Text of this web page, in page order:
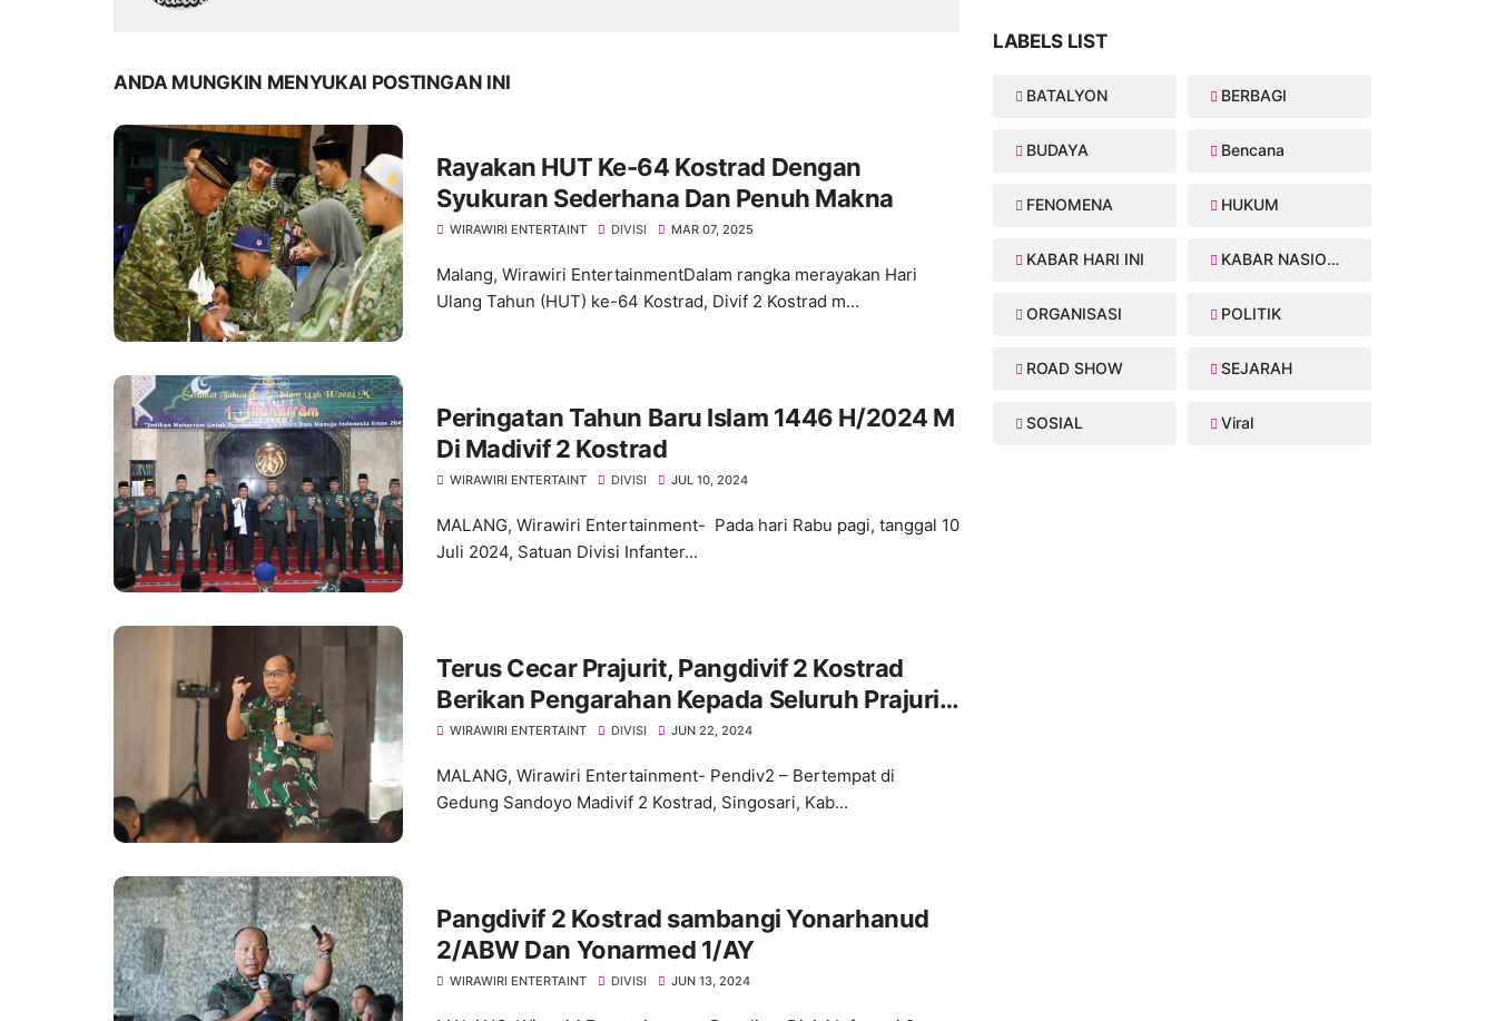
ANDA MUNGKIN MENYUKAI POSTINGAN INI
Rayakan HUT Ke-64 Kostrad Dengan
Syukuran Sederhana Dan Penuh Makna
WIRAWIRI ENTERTAINT DIVISI MAR 07, 2025
Malang, Wirawiri EntertainmentDalam rangka merayakan Hari
Ulang Tahun (HUT) ke-64 Kostrad, Divif 2 Kostrad m...
Peringatan Tahun Baru Islam 1446 H/2024 M
Di Madivif 2 Kostrad
WIRAWIRI ENTERTAINT DIVISI JUL 10, 2024
MALANG, Wirawiri Entertainment- Pada hari Rabu pagi, tanggal 10
Juli 2024, Satuan Divisi Infanter...
Terus Cecar Prajurit, Pangdivif 2 Kostrad
Berikan Pengarahan Kepada Seluruh Prajurit
Satuan Dalam Madivif 2 Kostrad
WIRAWIRI ENTERTAINT DIVISI JUN 22, 2024
MALANG, Wirawiri Entertainment- Pendiv2 – Bertempat di
Gedung Sandoyo Madivif 2 Kostrad, Singosari, Kab...
Pangdivif 2 Kostrad sambangi Yonarhanud
2/ABW Dan Yonarmed 1/AY
WIRAWIRI ENTERTAINT DIVISI JUN 13, 2024
LABELS LIST
BATALYON BERBAGI
BUDAYA Bencana
FENOMENA HUKUM
KABAR HARI INI KABAR NASIONAL
ORGANISASI POLITIK
ROAD SHOW SEJARAH
SOSIAL Viral